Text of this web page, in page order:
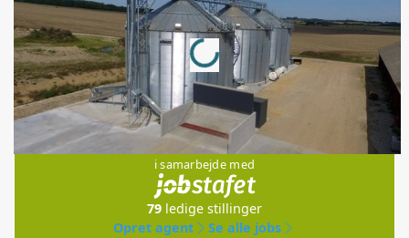
Annonce
Loading...
Jobs
i samarbejde med
79 ledige stillinger
Opret agent
Se alle jobs